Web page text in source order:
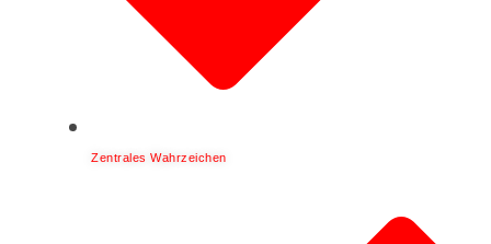
Zentrales Wahrzeichen